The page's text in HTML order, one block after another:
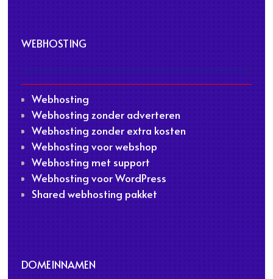
WEBHOSTING
Webhosting
Webhosting zonder adverteren
Webhosting zonder extra kosten
Webhosting voor webshop
Webhosting met support
Webhosting voor WordPress
Shared webhosting pakket
DOMEINNAMEN